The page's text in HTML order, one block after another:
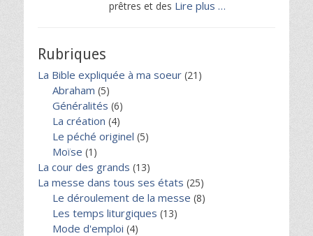
prêtres et des Lire plus …
Rubriques
La Bible expliquée à ma soeur (21)
Abraham (5)
Généralités (6)
La création (4)
Le péché originel (5)
Moïse (1)
La cour des grands (13)
La messe dans tous ses états (25)
Le déroulement de la messe (8)
Les temps liturgiques (13)
Mode d'emploi (4)